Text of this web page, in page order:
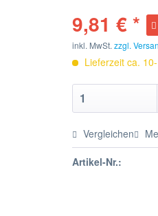
9,81 € *
inkl. MwSt.zzgl.
Lieferzeit ca.
Vergleichen
Artikel-Nr.: